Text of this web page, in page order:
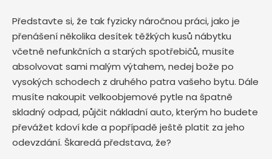
Představte si, že tak fyzicky náročnou práci, jako je
přenášení několika desítek těžkých kusů nábytku
včetně nefunkčních a starých spotřebičů, musíte
absolvovat sami malým výtahem, nedej bože po
vysokých schodech z druhého patra vašeho bytu. Dále
musíte nakoupit velkoobjemové pytle na špatně
skladný odpad, půjčit nákladní auto, kterým ho budete
převážet kdoví kde a popřípadě ještě platit za jeho
odevzdání. Škaredá představa, že?